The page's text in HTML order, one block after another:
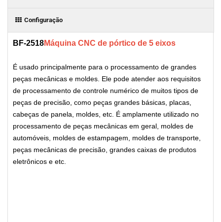
Configuração
BF-2518Máquina CNC de pórtico de 5 eixos
É usado principalmente para o processamento de grandes
peças mecânicas e moldes. Ele pode atender aos requisitos
de processamento de controle numérico de muitos tipos de
peças de precisão, como peças grandes básicas, placas,
cabeças de panela, moldes, etc. É amplamente utilizado no
processamento de peças mecânicas em geral, moldes de
automóveis, moldes de estampagem, moldes de transporte,
peças mecânicas de precisão, grandes caixas de produtos
eletrônicos e etc.